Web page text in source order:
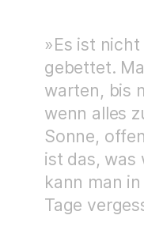
»Es ist
gebettet.
warten, bis
wenn alles
Sonne,
ist das, was
kann man
Tage